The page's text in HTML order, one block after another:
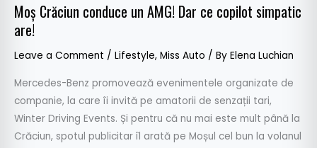
Moș Crăciun conduce un AMG! Dar ce copilot simpatic
are!
Leave a Comment / Lifestyle, Miss Auto / By Elena Luchian
Mercedes-Benz promovează evenimentele organizate de
companie, la care îi invită pe amatorii de senzații tari,
Winter Driving Events. Și pentru că nu mai este mult până la
Crăciun, spotul publicitar îl arată pe Moșul cel bun la volanul